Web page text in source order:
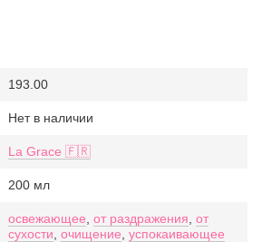
193.00
Нет в наличии
La Grace 🇫🇷
200 мл
освежающее от раздражения от
сухости очищение успокаивающее